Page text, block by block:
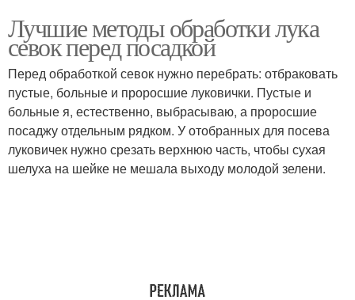
Лучшие методы обработки лука
севок перед посадкой
Перед обработкой севок нужно перебрать: отбраковать
пустые, больные и проросшие луковички. Пустые и
больные я, естественно, выбрасываю, а проросшие
посаджу отдельным рядком. У отобранных для посева
луковичек нужно срезать верхнюю часть, чтобы сухая
шелуха на шейке не мешала выходу молодой зелени.